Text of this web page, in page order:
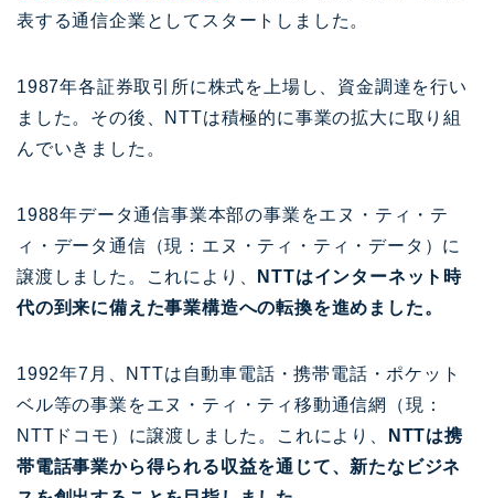
表する通信企業としてスタートしました。
1987年各証券取引所に株式を上場し、資金調達を行い
ました。その後、NTTは積極的に事業の拡大に取り組
んでいきました。
1988年データ通信事業本部の事業をエヌ・ティ・テ
ィ・データ通信（現：エヌ・ティ・ティ・データ）に
譲渡しました。これにより、
NTTはインターネット時
代の到来に備えた事業構造への転換を進めました。
1992年7月、NTTは自動車電話・携帯電話・ポケット
ベル等の事業をエヌ・ティ・ティ移動通信網（現：
NTTドコモ）に譲渡しました。これにより、
NTTは携
帯電話事業から得られる収益を通じて、新たなビジネ